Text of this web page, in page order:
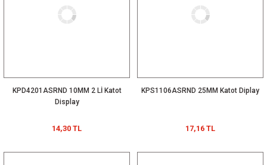
KPD4201ASRND 10MM 2 Lİ Katot
Display
14,30 TL
KPS1106ASRND 25MM Katot Diplay
17,16 TL